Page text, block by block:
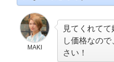
MAKI
見てくれて
し価格なの
さい！